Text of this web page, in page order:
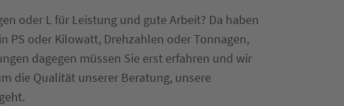
oder L für Leistung und gute Arbeit? Da haben
PS oder Kilowatt, Drehzahlen oder Tonnagen,
dagegen müssen Sie erst erfahren und wir
die Qualität unserer Beratung, unsere